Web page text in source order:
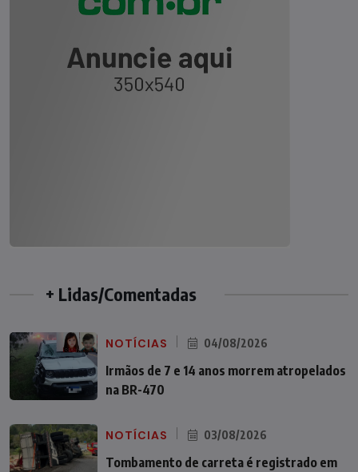
+ Lidas/Comentadas
NOTÍCIAS 04/08/2026
Irmãos de 7 e 14 anos morrem atropelados
na BR-470
NOTÍCIAS 03/08/2026
Tombamento de carreta é registrado em